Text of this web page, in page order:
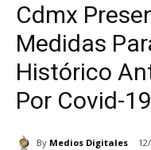
Cdmx
Medidas
Histórico
Por Covid-19
By Medios Digitales